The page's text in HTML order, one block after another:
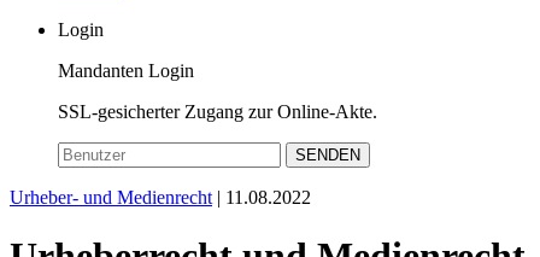
Login
Mandanten Login
SSL-gesicherter Zugang zur Online-Akte.
SENDEN
Urheber- und Medienrecht | 11.08.2022